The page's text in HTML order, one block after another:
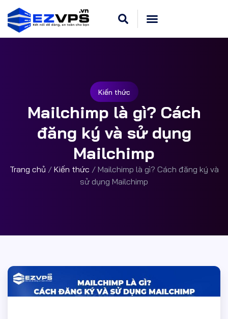
Kiến thức
Mailchimp là gì? Cách
đăng ký và sử dụng
Mailchimp
Trang chủ / Kiến thức / Mailchimp là gì? Cách đăng ký và
sử dụng Mailchimp